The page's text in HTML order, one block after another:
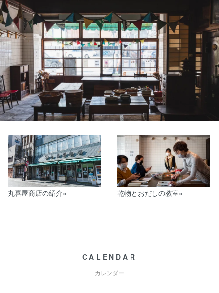
丸喜屋商店の紹介» 乾物とおだしの教室»
CALENDAR
カレンダー